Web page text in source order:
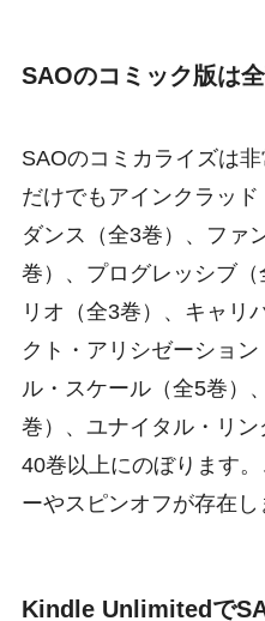
SAOのコミック版は
SAOのコミカライズは
だけでもアインクラッド
ダンス（全3巻）、ファ
巻）、プログレッシブ
リオ（全3巻）、キャリ
クト・アリシゼーショ
ル・スケール（全5巻）
巻）、ユナイタル・リ
40巻以上にのぼります
ーやスピンオフが存在し
Kindle Unlimitedで